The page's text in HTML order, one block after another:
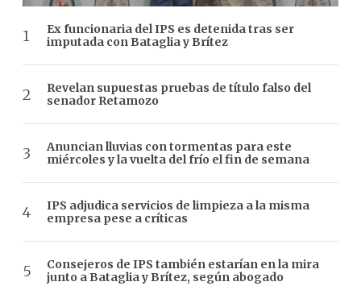
Ex funcionaria del IPS es detenida tras ser
imputada con Bataglia y Brítez
Revelan supuestas pruebas de título falso del
senador Retamozo
Anuncian lluvias con tormentas para este
miércoles y la vuelta del frío el fin de semana
IPS adjudica servicios de limpieza a la misma
empresa pese a críticas
Consejeros de IPS también estarían en la mira
junto a Bataglia y Brítez, según abogado